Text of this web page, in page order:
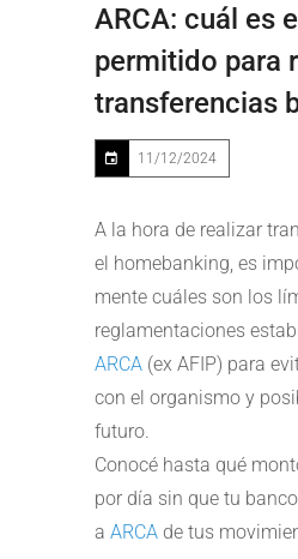
ARCA: cuál es
permitido para
transferencias
11/12/2024
A la hora de realizar
el homebanking, es
mente cuáles son los
reglamentaciones
ARCA (ex AFIP) para
con el organismo y
futuro.
Conocé hasta qué
por día sin que tu
a ARCA de tus